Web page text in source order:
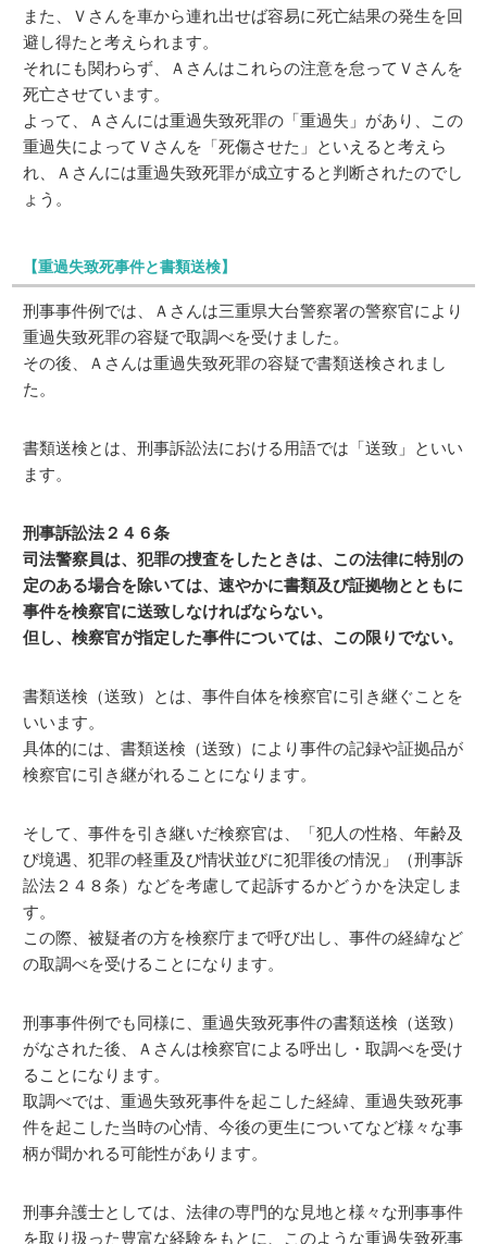
また、Ｖさんを車から連れ出せば容易に死亡結果の発生を回
避し得たと考えられます。
それにも関わらず、Ａさんはこれらの注意を怠ってＶさんを
死亡させています。
よって、Ａさんには重過失致死罪の「重過失」があり、この
重過失によってＶさんを「死傷させた」といえると考えら
れ、Ａさんには重過失致死罪が成立すると判断されたのでし
ょう。
【重過失致死事件と書類送検】
刑事事件例では、Ａさんは三重県大台警察署の警察官により
重過失致死罪の容疑で取調べを受けました。
その後、Ａさんは重過失致死罪の容疑で書類送検されまし
た。
書類送検とは、刑事訴訟法における用語では「送致」といい
ます。
刑事訴訟法２４６条
司法警察員は、犯罪の捜査をしたときは、この法律に特別の
定のある場合を除いては、速やかに書類及び証拠物とともに
事件を検察官に送致しなければならない。
但し、検察官が指定した事件については、この限りでない。
書類送検（送致）とは、事件自体を検察官に引き継ぐことを
いいます。
具体的には、書類送検（送致）により事件の記録や証拠品が
検察官に引き継がれることになります。
そして、事件を引き継いだ検察官は、「犯人の性格、年齢及
び境遇、犯罪の軽重及び情状並びに犯罪後の情況」（刑事訴
訟法２４８条）などを考慮して起訴するかどうかを決定しま
す。
この際、被疑者の方を検察庁まで呼び出し、事件の経緯など
の取調べを受けることになります。
刑事事件例でも同様に、重過失致死事件の書類送検（送致）
がなされた後、Ａさんは検察官による呼出し・取調べを受け
ることになります。
取調べでは、重過失致死事件を起こした経緯、重過失致死事
件を起こした当時の心情、今後の更生についてなど様々な事
柄が聞かれる可能性があります。
刑事弁護士としては、法律の専門的な見地と様々な刑事事件
を取り扱った豊富な経験をもとに、このような重過失致死事